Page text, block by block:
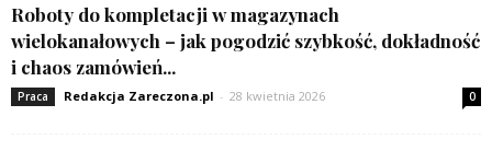
Roboty do kompletacji w magazynach
wielokanałowych – jak pogodzić szybkość, dokładność
i chaos zamówień...
Praca Redakcja Zareczona.pl - 28 kwietnia 2026 0